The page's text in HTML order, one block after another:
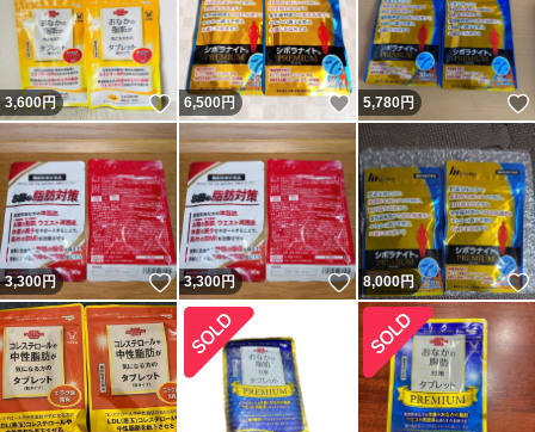
3,600円 いいね！
6,500円 いいね！
5,780円
3,300円 いいね！
3,300円 いいね！
8,000円